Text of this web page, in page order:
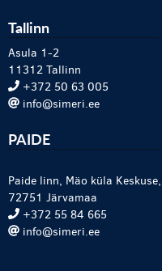
Tallinn
Asula 1-2
11312 Tallinn
+372 50 63 005
info@simeri.ee
PAIDE
Paide linn, Mäo küla Keskuse,
72751 Järvamaa
+372 55 84 665
info@simeri.ee